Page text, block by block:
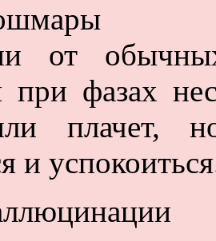
от
при фазах
плачет,
и